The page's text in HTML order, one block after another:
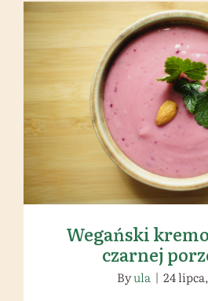
Wegański kremowy
Wegański
czarnej
Byula | 24